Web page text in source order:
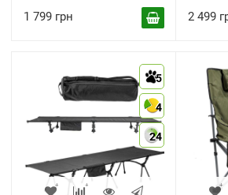
1 799 грн
2 499
5
4
24